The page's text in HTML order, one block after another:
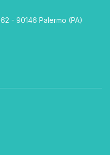
- 90146 Palermo (PA)